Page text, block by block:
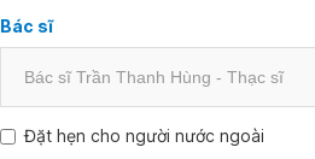
Bác sĩ
Đặt hẹn cho người nước ngoài